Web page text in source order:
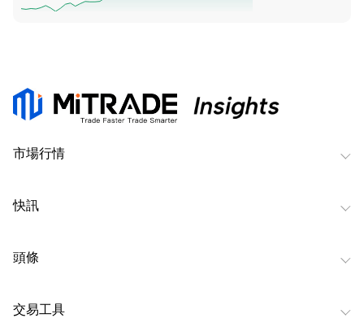
市場行情
快訊
頭條
交易工具